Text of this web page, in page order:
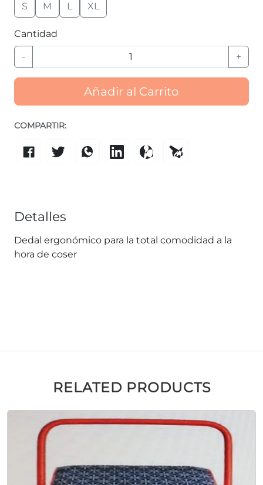
S M L XL
Cantidad
- +
Añadir al Carrito
COMPARTIR:
Detalles
Dedal ergonómico para la total comodidad a la
hora de coser
RELATED PRODUCTS